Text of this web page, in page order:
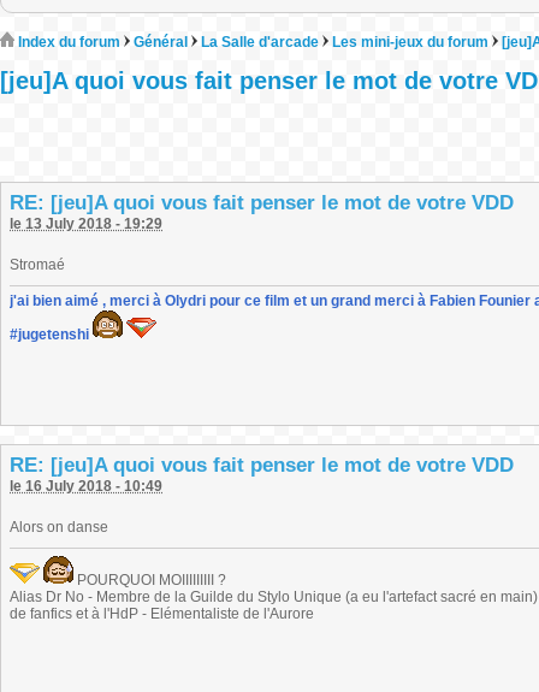
Index du forum Général La Salle d'arcade Les mini-jeux du forum
[jeu]A quoi vous fait penser le mot de votre
RE: [jeu]A quoi vous fait penser le mot de votre VDD
le 13 July 2018 - 19:29
Stromaé
j'ai bien aimé , merci à Olydri pour ce film et un grand merci à Fabien
#jugetenshi
RE: [jeu]A quoi vous fait penser le mot de votre VDD
le 16 July 2018 - 10:49
Alors on danse
POURQUOI MOIIIIIIIII ?
Alias Dr No - Membre de la Guilde du Stylo Unique (a eu l'artefact sacré en
de fanfics et à l'HdP - Elémentaliste de l'Aurore